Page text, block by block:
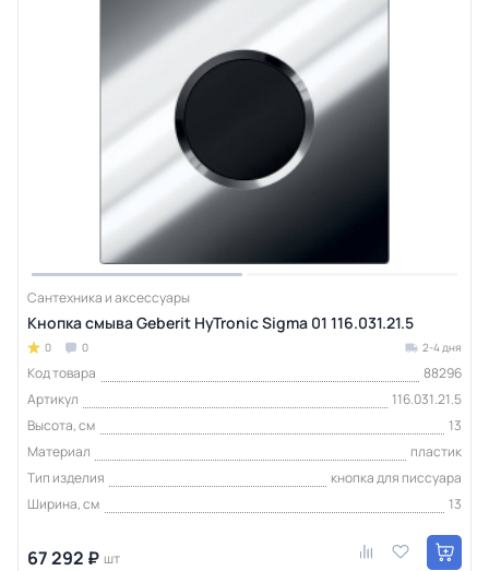
Сантехника и аксессуары
Кнопка смыва Geberit HyTronic Sigma 01 116.031.21.5
0 0 2-4 дня
Код товара
88296
Артикул
116.031.21.5
Высота, см
13
Материал
пластик
Тип изделия
кнопка для писсуара
Ширина, см
13
67 292 ₽ шт